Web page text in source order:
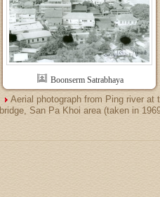
Boonserm Satrabhaya
Aerial photograph from Ping river at
bridge, San Pa Khoi area (taken in